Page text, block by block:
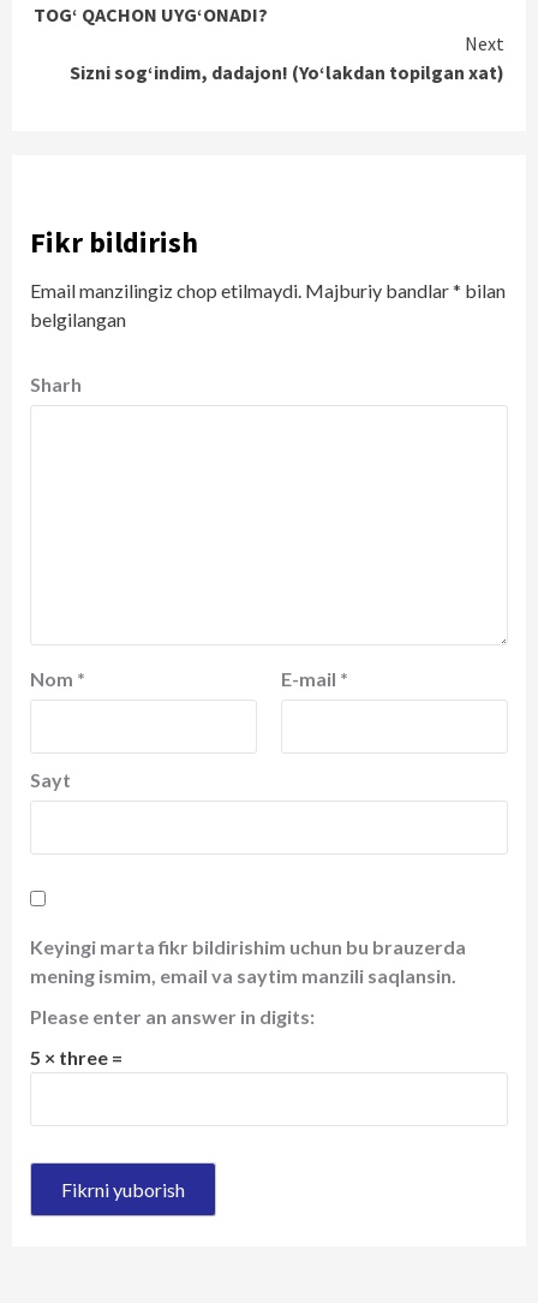
Reading
TOG‘ QACHON UYG‘ONADI?
Next
Sizni sog‘indim, dadajon! (Yo‘lakdan topilgan xat)
Fikr bildirish
Email manzilingiz chop etilmaydi. Majburiy bandlar* bilan
belgilangan
Sharh
Nom * E-mail *
Sayt
Keyingi marta fikr bildirishim uchun bu brauzerda
mening ismim, email va saytim manzili saqlansin.
Please enter an answer in digits:
5 × three =